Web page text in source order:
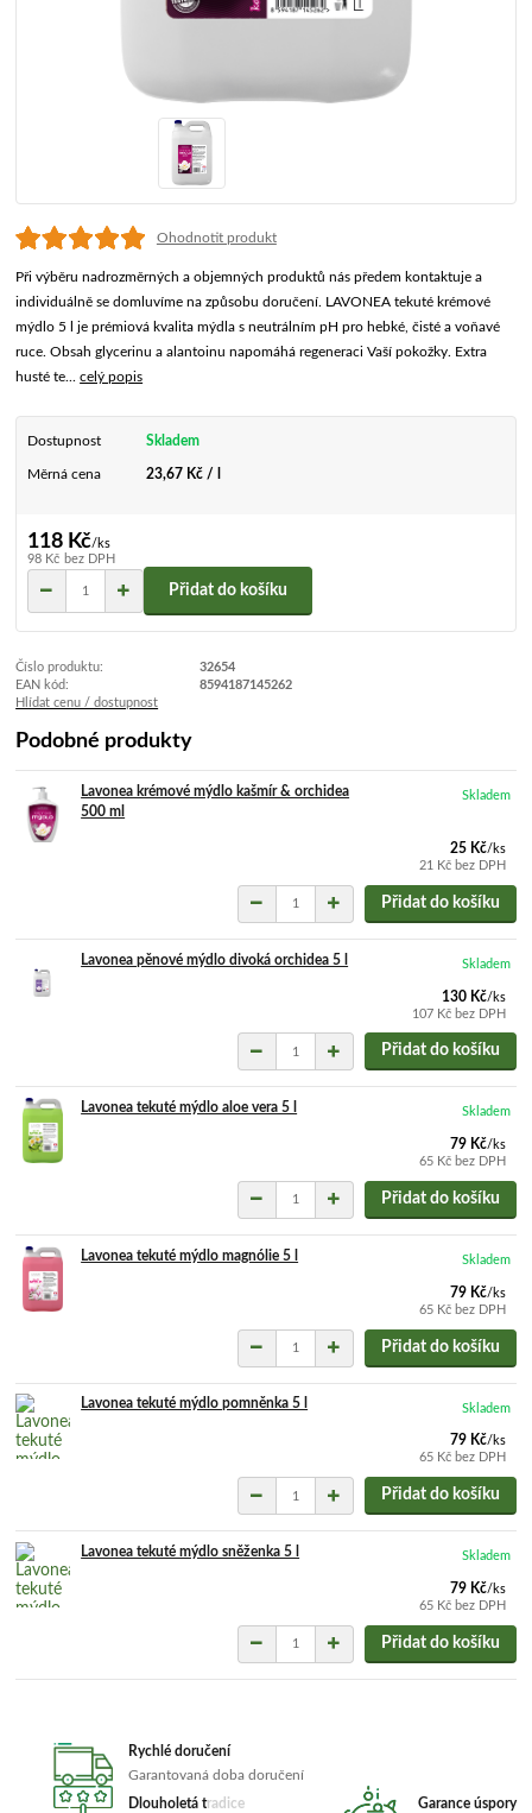
Ohodnotit produkt
Při výběru nadrozměrných a objemných produktů nás předem kontaktuje a
individuálně se domluvíme na způsobu doručení. LAVONEA tekuté krémové
mýdlo 5 l je prémiová kvalita mýdla s neutrálním pH pro hebké, čisté a voňavé
ruce. Obsah glycerinu a alantoinu napomáhá regeneraci Vaší pokožky. Extra
husté te...celý popis
Dostupnost Skladem
Měrná cena 23,67 Kč / l
118 Kč/ks
98 Kč bez DPH
Přidat do košíku
Číslo produktu:
32654
EAN kód:
8594187145262
Hlídat cenu / dostupnost
Podobné produkty
Lavonea krémové mýdlo kašmír & orchidea
500 ml
25 Kč/ks
21 Kč bez DPH
Skladem
Přidat do košíku
Lavonea pěnové mýdlo divoká orchidea 5 l
130 Kč/ks
107 Kč bez DPH
Skladem
Přidat do košíku
Lavonea tekuté mýdlo aloe vera 5 l
79 Kč/ks
65 Kč bez DPH
Skladem
Přidat do košíku
Lavonea tekuté mýdlo magnólie 5 l
79 Kč/ks
65 Kč bez DPH
Skladem
Přidat do košíku
Lavonea tekuté mýdlo pomněnka 5 l
79 Kč/ks
65 Kč bez DPH
Skladem
Přidat do košíku
Lavonea tekuté mýdlo sněženka 5 l
79 Kč/ks
65 Kč bez DPH
Skladem
Přidat do košíku
Rychlé doručení
Garantovaná doba doručení
Dlouholetá tradice
Garance úspory